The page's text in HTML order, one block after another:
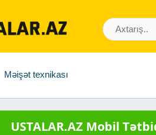
Məişət texnikası
USTALAR.AZ Mobil